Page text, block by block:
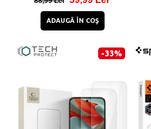
ADAUGĂ ÎN COŞ
-33%